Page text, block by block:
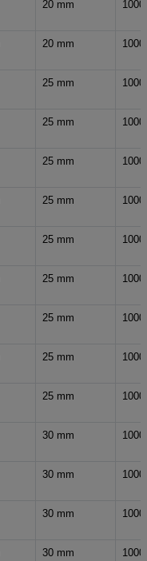
20 mm
20 mm
25 mm
25 mm
25 mm
25 mm
25 mm
25 mm
25 mm
25 mm
25 mm
30 mm
30 mm
30 mm
30 mm